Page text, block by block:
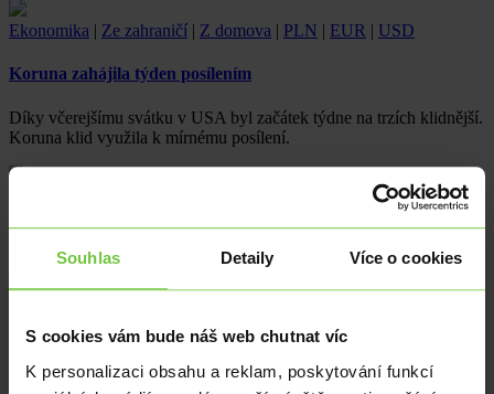
Souhlas Detaily Více o cookies
S cookies vám bude náš web chutnat víc
K personalizaci obsahu a reklam, poskytování funkcí
Ekonomika | Ze zahraničí | Z domova | PLN | EUR | USD
Koruna zahájila týden posílením
Díky včerejšímu svátku v USA byl začátek týdne na trzích klidnější.
Koruna klid využila k mírnému posílení.
Ekonomika Ze zahraničí | Z domova PLN| EUR USD